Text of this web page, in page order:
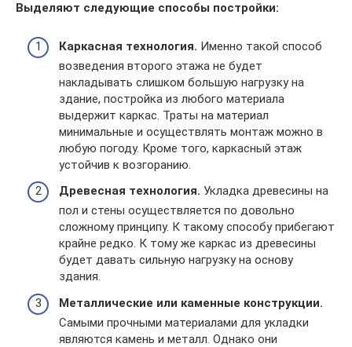
Выделяют следующие способы постройки:
Каркасная технология. Именно такой способ
возведения второго этажа не будет
накладывать слишком большую нагрузку на
здание, постройка из любого материала
выдержит каркас. Траты на материал
минимальные и осуществлять монтаж можно в
любую погоду. Кроме того, каркасный этаж
устойчив к возгоранию.
Древесная технология. Укладка древесины на
пол и стены осуществляется по довольно
сложному принципу. К такому способу прибегают
крайне редко. К тому же каркас из древесины
будет давать сильную нагрузку на основу
здания.
Металлические или каменные конструкции.
Самыми прочными материалами для укладки
являются камень и металл. Однако они